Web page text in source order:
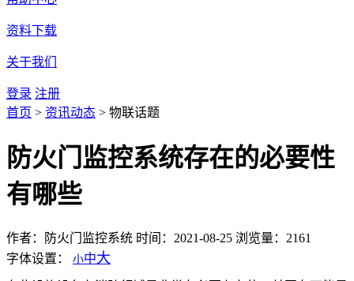
资料下载
关于我们
登录 注册
首页 > 资讯动态 > 物联话题
防火门监控系统存在的必要性
有哪些
作者：防火门监控系统 时间：2021-08-25 浏览量：2161
字体设置： 小中大